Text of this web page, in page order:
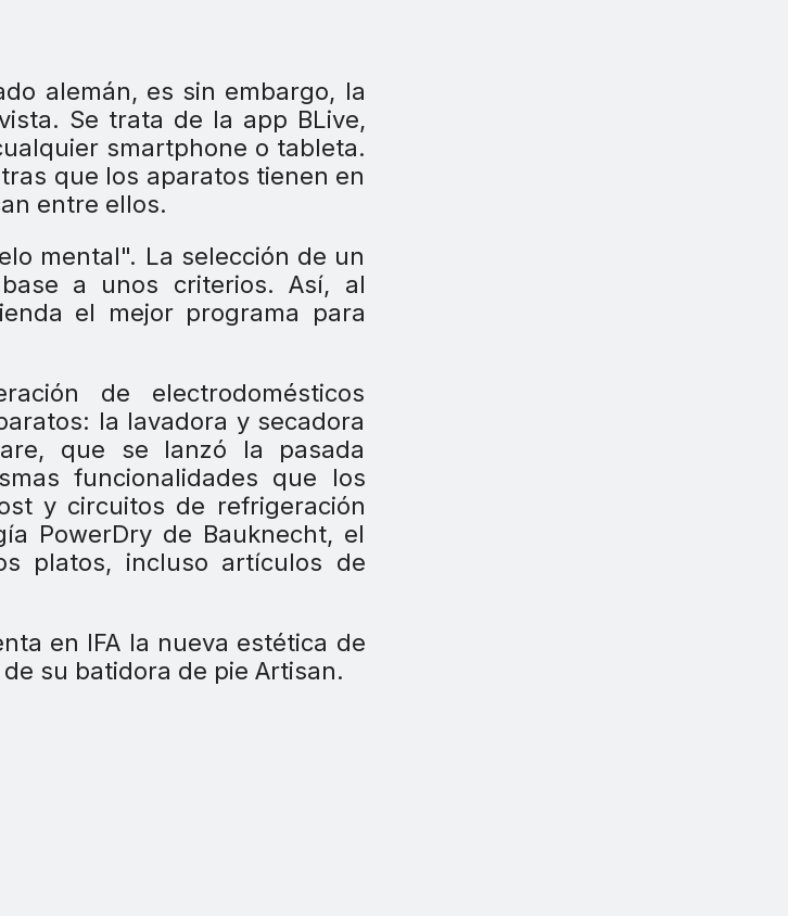
alemán, es sin embargo, la
Se trata de la app BLive,
smartphone o tableta.
que los aparatos tienen en
entre ellos.
mental". La selección de un
a unos criterios. Así, al
el mejor programa para
de electrodomésticos
la lavadora y secadora
que se lanzó la pasada
funcionalidades que los
y circuitos de refrigeración
PowerDry de Bauknecht, el
platos, incluso artículos de
en IFA la nueva estética de
su batidora de pie Artisan.